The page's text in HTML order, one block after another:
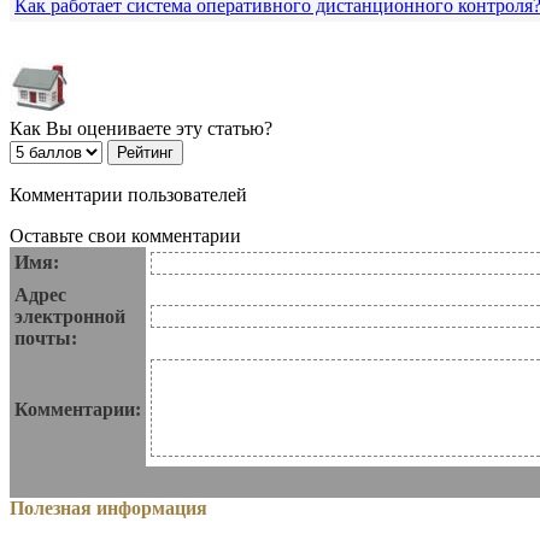
Как работает система оперативного дистанционного контроля?
Как Вы оцениваете эту статью?
Комментарии пользователей
Оставьте свои комментарии
Имя:
Адрес
электронной
почты:
Комментарии:
Полезная информация